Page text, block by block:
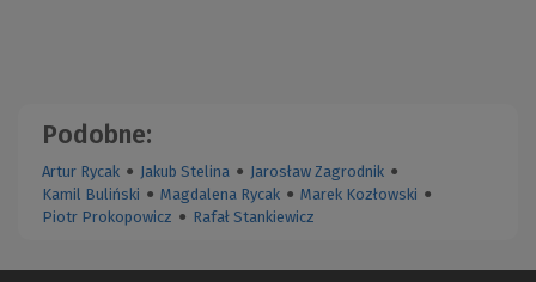
Podobne:
Artur Rycak ● Jakub Stelina ● Jarosław Zagrodnik ●
Kamil Buliński ● Magdalena Rycak ● Marek Kozłowski ●
Piotr Prokopowicz ● Rafał Stankiewicz